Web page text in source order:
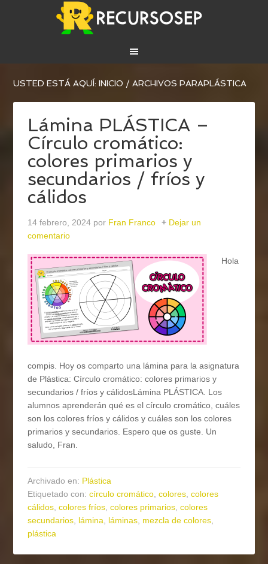
USTED ESTÁ AQUÍ:INICIO / ARCHIVOS PARAPLÁSTICA
Lámina PLÁSTICA –
Círculo cromático:
colores primarios y
secundarios / fríos y
cálidos
14 febrero, 2024 por Fran Franco
Dejar un
comentario
Hola
compis. Hoy os comparto una lámina para la asignatura
de Plástica: Círculo cromático: colores primarios y
secundarios / fríos y cálidosLámina PLÁSTICA. Los
alumnos aprenderán qué es el círculo cromático, cuáles
son los colores fríos y cálidos y cuáles son los colores
primarios y secundarios. Espero que os guste. Un
saludo, Fran.
Archivado en: Plástica
Etiquetado con:círculo cromático,colores,colores
cálidos,colores fríos,colores primarios,colores
secundarios, lámina, láminas, mezcla de colores,
plástica